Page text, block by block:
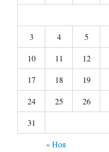
3
4 5
10
11 12
17
18 19
24
25 26
31
« Ноя